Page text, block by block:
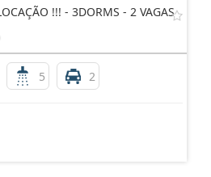
!!! - 3DORMS - 2 VAGAS
5 2